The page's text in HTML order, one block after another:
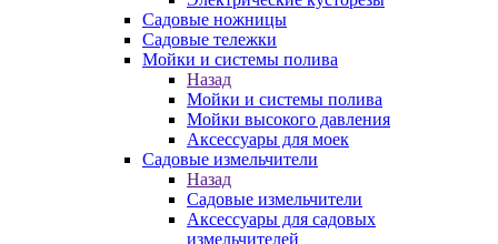
Садовые ножницы
Садовые тележки
Мойки и системы полива
Назад
Мойки и системы полива
Мойки высокого давления
Аксессуары для моек
Садовые измельчители
Назад
Садовые измельчители
Аксессуары для садовых
измельчителей